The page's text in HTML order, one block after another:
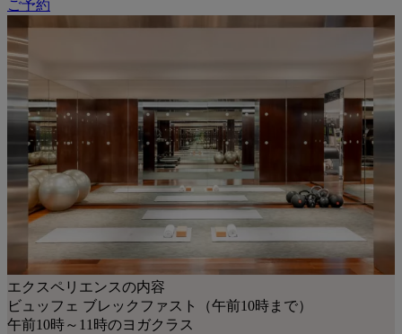
ご予約
エクスペリエンスの内容
ビュッフェ ブレックファスト（午前10時まで）
午前10時～11時のヨガクラス